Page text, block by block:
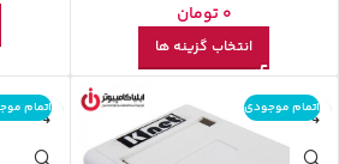
0تومان
انتخاب گزینه ها
اتمام موجودی اتمام